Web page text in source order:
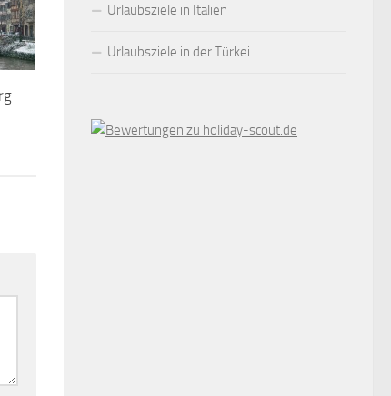
Urlaubsziele in Italien
Urlaubsziele in der Türkei